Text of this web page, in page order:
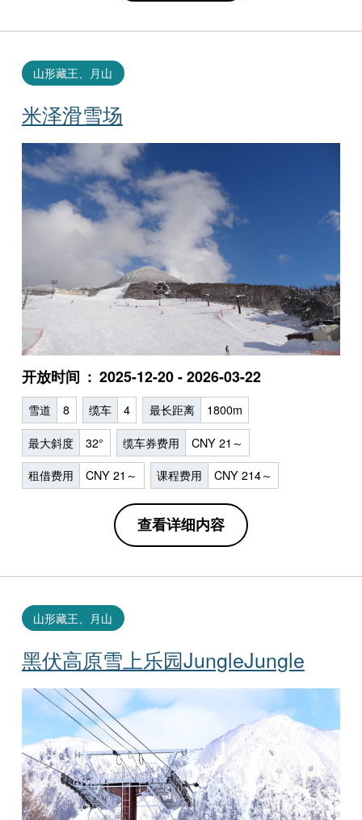
米泽滑雪场
山形藏王、月山
开放时间 2025-12-20 - 2026-03-22
雪道 8 缆车 4 最长距离 1800m
最大斜度 32° 缆车券费用 CNY 21～
租借费用 CNY 21～ 课程费用 CNY 214～
查看详细内容
黑伏高原雪上乐园JungleJungle
山形藏王、月山